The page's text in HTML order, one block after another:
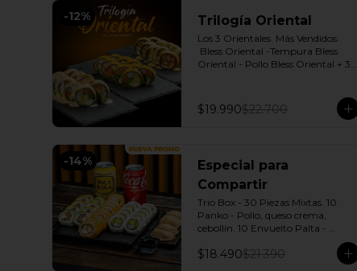
-12% Trilogía Oriental
Los 3 Orientales  Más Vendidos.
Bless Oriental -Tempura Bless
Oriental - Pollo Bless Oriental + 3
$19.990$22.700
-14%
Especial para
Compartir
Trio Box - 30 Piezas Mixtas. 10
Panko - Pollo, queso crema,
cebollín. 10 Envuelto Palta -
Salmón, queso crema, cebollín. 10
Envuelto Queso - Camarón, palta.
$18.490$21.390